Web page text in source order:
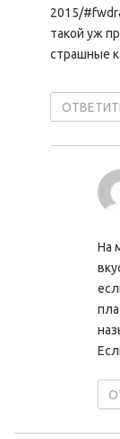
2015/
такой уж
страшные
На